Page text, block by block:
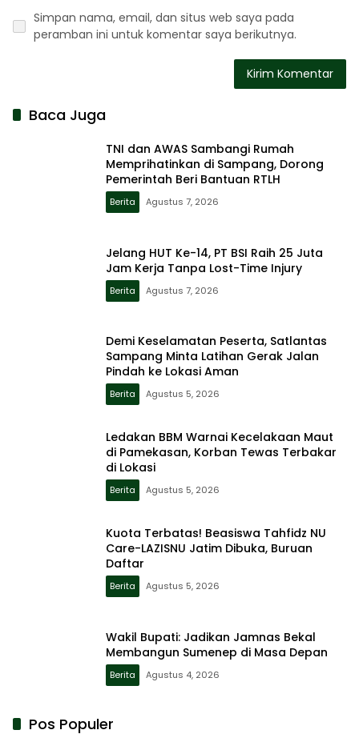
Simpan nama, email, dan situs web saya pada
peramban ini untuk komentar saya berikutnya.
Baca Juga
TNI dan AWAS Sambangi Rumah
Memprihatinkan di Sampang, Dorong
Pemerintah Beri Bantuan RTLH
Berita Agustus 7, 2026
Jelang HUT Ke-14, PT BSI Raih 25 Juta
Jam Kerja Tanpa Lost-Time Injury
Berita Agustus 7, 2026
Demi Keselamatan Peserta, Satlantas
Sampang Minta Latihan Gerak Jalan
Pindah ke Lokasi Aman
Berita Agustus 5, 2026
Ledakan BBM Warnai Kecelakaan Maut
di Pamekasan, Korban Tewas Terbakar
di Lokasi
Berita Agustus 5, 2026
Kuota Terbatas! Beasiswa Tahfidz NU
Care-LAZISNU Jatim Dibuka, Buruan
Daftar
Berita Agustus 5, 2026
Wakil Bupati: Jadikan Jamnas Bekal
Membangun Sumenep di Masa Depan
Berita Agustus 4, 2026
Pos Populer